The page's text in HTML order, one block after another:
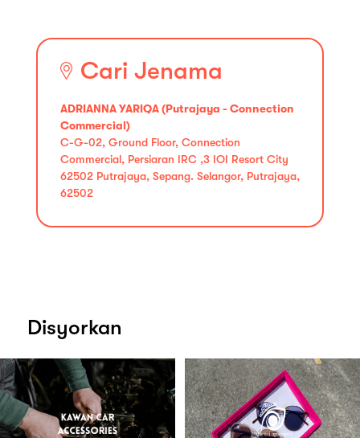
Cari Jenama
ADRIANNA YARIQA (Putrajaya - Connection
Commercial)
C-G-02, Ground Floor, Connection
Commercial, Persiaran IRC ,3 IOI Resort City
62502 Putrajaya, Sepang. Selangor, Putrajaya,
62502
Disyorkan